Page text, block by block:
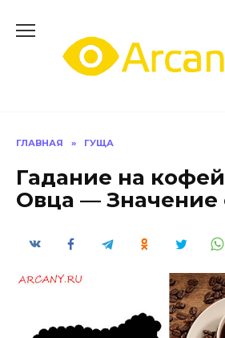
содержанию
ГЛАВНАЯ » ГУЩА
Гадание на
Овца — Значение